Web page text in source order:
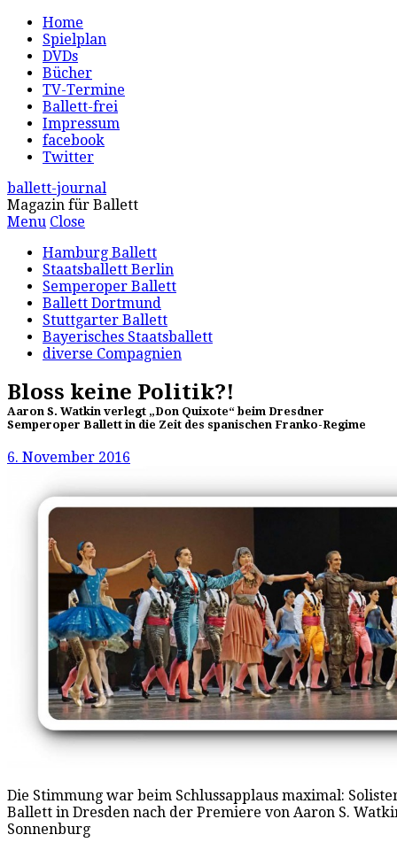
Home
Spielplan
DVDs
Bücher
TV-Termine
Ballett-frei
Impressum
facebook
Twitter
ballett-journal
Magazin für Ballett
Menu Close
Hamburg Ballett
Staatsballett Berlin
Semperoper Ballett
Ballett Dortmund
Stuttgarter Ballett
Bayerisches Staatsballett
diverse Compagnien
Bloss keine Politik?!
Aaron S. Watkin verlegt „Don Quixote“ beim Dresdner
Semperoper Ballett in die Zeit des spanischen Franko-Regime
6. November 2016
Die Stimmung war beim Schlussapplaus maximal:
Ballett in Dresden nach der Premiere von Aaron S.
Sonnenburg